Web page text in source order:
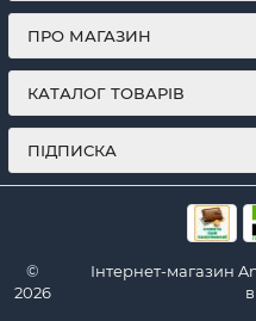
ПРО МАГАЗИН
КАТАЛОГ ТОВАРІВ
ПІДПИСКА
©
2026
Інтернет-магазин